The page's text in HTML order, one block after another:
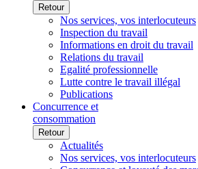
Retour
Nos services, vos interlocuteurs
Inspection du travail
Informations en droit du travail
Relations du travail
Egalité professionnelle
Lutte contre le travail illégal
Publications
Concurrence et
consommation
Retour
Actualités
Nos services, vos interlocuteurs